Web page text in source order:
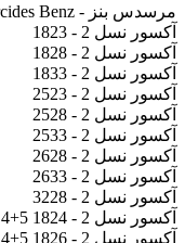
مرسدس بنز - Mercides Benz
آکسور نسل 2 - 1823
آکسور نسل 2 - 1828
آکسور نسل 2 - 1833
آکسور نسل 2 - 2523
آکسور نسل 2 - 2528
آکسور نسل 2 - 2533
آکسور نسل 2 - 2628
آکسور نسل 2 - 2633
آکسور نسل 2 - 3228
آکسور نسل 2 - 1824 Blue Tec 4+5
آکسور نسل 2 - 1826 Blue Tec 4+5